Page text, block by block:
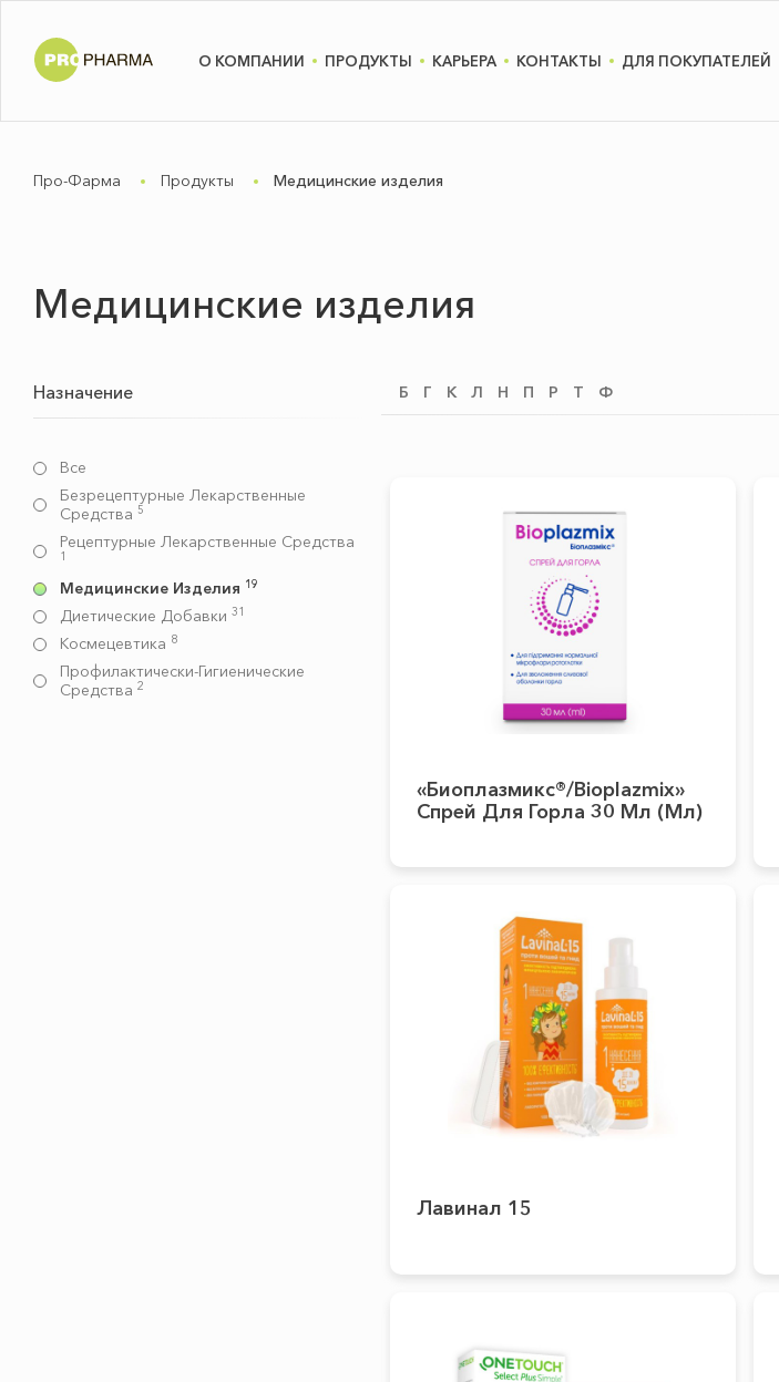
О КОМПАНИИ ПРОДУКТЫ КАРЬЕРА КОНТАКТЫ ДЛЯ ПОКУПАТЕЛЕЙ
Про-Фарма Продукты Медицинские изделия
Медицинские изделия
Назначение
Все
Безрецептурные Лекарственные
Средства 5
Рецептурные Лекарственные Средства
1
Медицинские Изделия 19
Диетические Добавки 31
Космецевтика 8
Профилактически-Гигиенические
Средства 2
Б Г К Л Н П Р Т Ф
«Биоплазмикс®/Bioplazmix»
Спрей Для Горла 30 Мл (мл)
Лавинал 15